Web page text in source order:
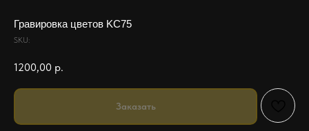
Гравировка цветов KC75
SKU:
1200,00 р.
Заказать